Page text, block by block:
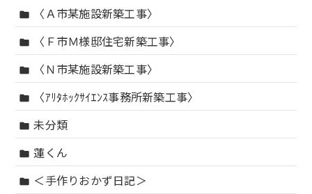
folder 〈Ａ市某施設新築工事〉
folder 〈Ｆ市Ｍ様邸住宅新築工事〉
folder 〈Ｎ市某施設新築工事〉
folder 〈ｱﾘﾀﾎｯｸｻｲｴﾝｽ事務所新築工事〉
folder 未分類
folder 蓮くん
folder ＜手作りおかず日記＞